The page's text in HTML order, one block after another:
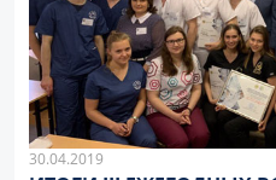
30.04.2019